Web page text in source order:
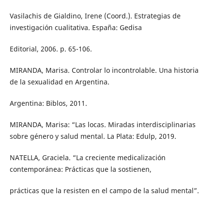
Vasilachis de Gialdino, Irene (Coord.). Estrategias de
investigación cualitativa. España: Gedisa
Editorial, 2006. p. 65-106.
MIRANDA, Marisa. Controlar lo incontrolable. Una historia
de la sexualidad en Argentina.
Argentina: Biblos, 2011.
MIRANDA, Marisa: “Las locas. Miradas interdisciplinarias
sobre género y salud mental. La Plata: Edulp, 2019.
NATELLA, Graciela. “La creciente medicalización
contemporánea: Prácticas que la sostienen,
prácticas que la resisten en el campo de la salud mental”.